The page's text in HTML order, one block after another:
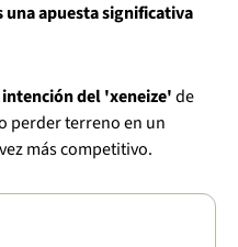
apuesta significativa
del 'xeneize'de
perder terreno en un
más competitivo.